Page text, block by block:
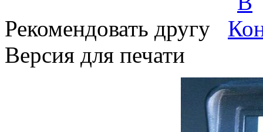
Рекомендовать другу
Версия для печати